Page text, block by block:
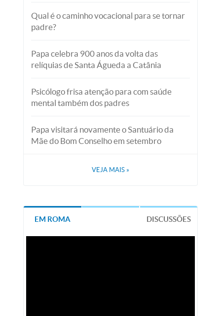
Qual é o caminho vocacional para se tornar
padre?
Papa celebra 900 anos da volta das
relíquias de Santa Águeda a Catânia
Psicólogo frisa atenção para com saúde
mental também dos padres
Papa visitará novamente o Santuário da
Mãe do Bom Conselho em setembro
VEJA MAIS »
EM ROMA DISCUSSÕES